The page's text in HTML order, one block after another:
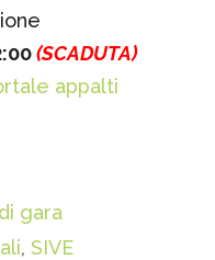
(SCADUTA)
appalti
gara
, SIVE